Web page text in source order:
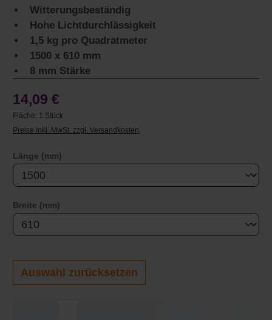
Witterungsbeständig
Hohe Lichtdurchlässigkeit
1,5 kg pro Quadratmeter
1500 x 610 mm
8 mm Stärke
14,09 €
Fläche: 1 Stück
Preise inkl. MwSt. zzgl. Versandkosten
Länge (mm)
Breite (mm)
Auswahl zurücksetzen